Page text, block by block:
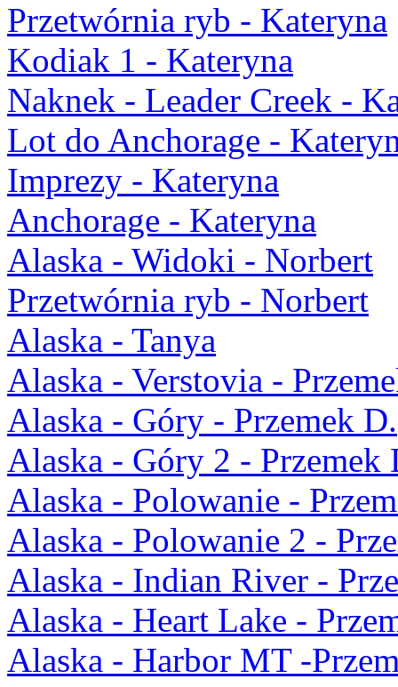
Przetwórnia ryb - Kateryna
Kodiak 1 - Kateryna
Naknek - Leader Creek -
Lot do Anchorage -
Imprezy - Kateryna
Anchorage - Kateryna
Alaska - Widoki - Norbert
Przetwórnia ryb - Norbert
Alaska - Tanya
Alaska - Verstovia -
Alaska - Góry - Przemek D.
Alaska - Góry 2 - Przemek
Alaska - Polowanie -
Alaska - Polowanie 2 -
Alaska - Indian River -
Alaska - Heart Lake -
Alaska - Harbor MT -